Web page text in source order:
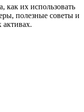
как их использовать
полезные советы и